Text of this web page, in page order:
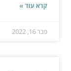
קרא עוד »
פבר 16, 2022